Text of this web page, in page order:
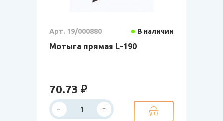
Арт. 19/000880 В наличии
Мотыга прямая L-190
70.73 ₽